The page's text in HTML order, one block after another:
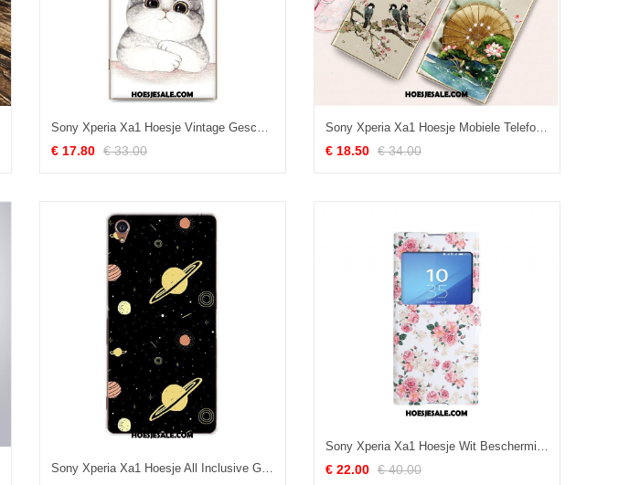
Sony Xperia Xa1 Hoesje Vintage Geschilderd Hoes Bescherming Scheppend Kopen
€ 17.80 € 33.00
Sony Xperia Xa1 Hoesje Mobiele Telefoon Zacht Hoes Spotprent Roze Korting
€ 18.50 € 34.00
Sony Xperia Xa1 Hoesje All Inclusive Geschilderd Mobiele Telefoon Sterrenhemel Siliconen Aanbiedingen € 22.00 € 40.00